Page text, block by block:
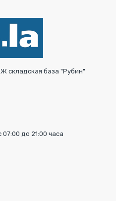
складская база "Рубин"
до 21:00 часа